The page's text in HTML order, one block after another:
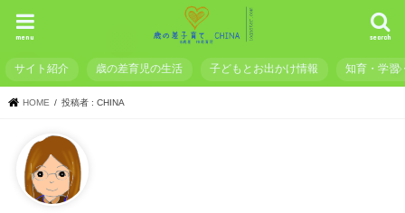
search
menu
サイト紹介 歳の差育児の生活 子どもとお出かけ情報 知育・学習
HOME 投稿者 : CHINA